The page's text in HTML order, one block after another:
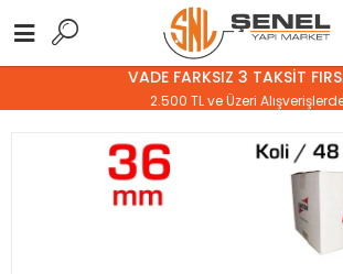
VADE FARKSIZ 3 TAKSİT
2.500 TL ve Üzeri